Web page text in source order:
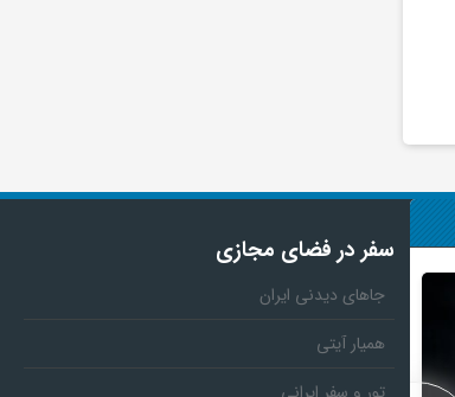
سفر در فضای مجازی
جاهای دیدنی ایران
همیار آیتی